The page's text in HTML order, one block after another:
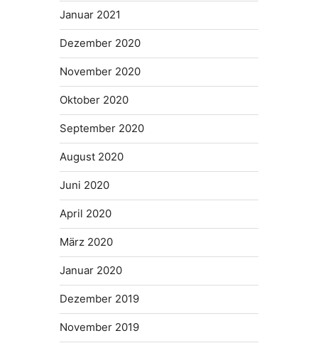
Januar 2021
Dezember 2020
November 2020
Oktober 2020
September 2020
August 2020
Juni 2020
April 2020
März 2020
Januar 2020
Dezember 2019
November 2019